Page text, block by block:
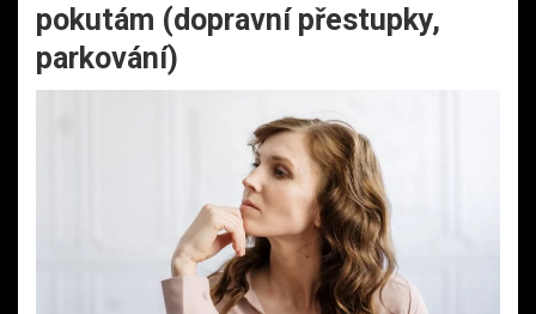
pokutám (dopravní přestupky,
parkování)